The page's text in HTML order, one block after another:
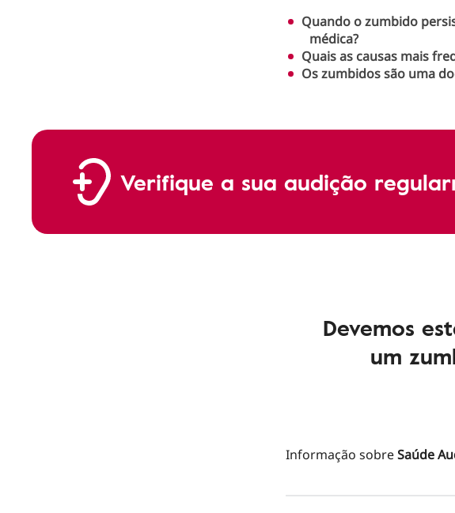
Quando o zumbido
médica?
Quais as causas mais
Os zumbidos são uma
Verifique a sua audição
Devemos
um
Informação sobreSaúde